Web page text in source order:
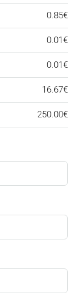
0.85€
0.01€
0.01€
16.67€
250.00€